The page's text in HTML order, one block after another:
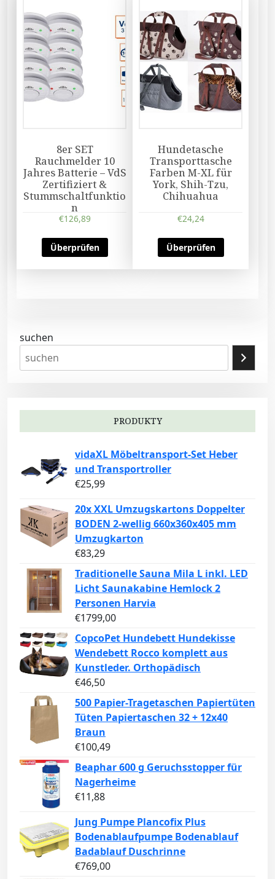
8er SET
Rauchmelder 10
Jahres Batterie – VdS
Zertifiziert &
Stummschaltfunktio
n
€126,89
Überprüfen
Hundetasche
Transporttasche
Farben M-XL für
York, Shih-Tzu,
Chihuahua
€24,24
Überprüfen
suchen
PRODUKTY
vidaXL Möbeltransport-Set Heber
und Transportroller
€25,99
20x XXL Umzugskartons Doppelter
BODEN 2-wellig 660x360x405 mm
Umzugkarton
€83,29
Traditionelle Sauna Mila L inkl. LED
Licht Saunakabine Hemlock 2
Personen Harvia
€1799,00
CopcoPet Hundebett Hundekisse
Wendebett Rocco komplett aus
Kunstleder. Orthopädisch
€46,50
500 Papier-Tragetaschen Papiertüten
Tüten Papiertaschen 32 + 12x40
Braun
€100,49
Beaphar 600 g Geruchsstopper für
Nagerheime
€11,88
Jung Pumpe Plancofix Plus
Bodenablaufpumpe Bodenablauf
Badablauf Duschrinne
€769,00